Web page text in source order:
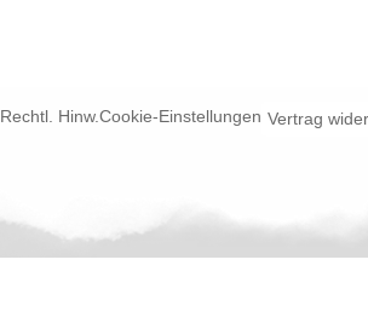
Rechtl. Hinw.Cookie-Einstellungen Vertrag